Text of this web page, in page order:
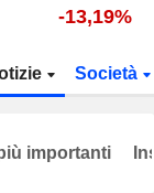
-13,19%
Società
importanti